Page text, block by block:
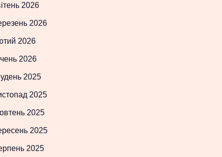
2026
2026
2026
2026
2025
2025
2025
2025
2025